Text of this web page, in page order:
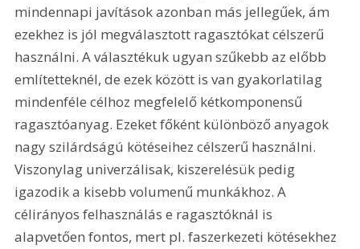
mindennapi javítások azonban más jellegűek, ám
ezekhez is jól megválasztott ragasztókat célszerű
használni. A választékuk ugyan szűkebb az előbb
említetteknél, de ezek között is van gyakorlatilag
mindenféle célhoz megfelelő kétkomponensű
ragasztóanyag. Ezeket főként különböző anyagok
nagy szilárdságú kötéseihez célszerű használni.
Viszonylag univerzálisak, kiszerelésük pedig
igazodik a kisebb volumenű munkákhoz. A
célirányos felhasználás e ragasztóknál is
alapvetően fontos, mert pl. faszerkezeti kötésekhez